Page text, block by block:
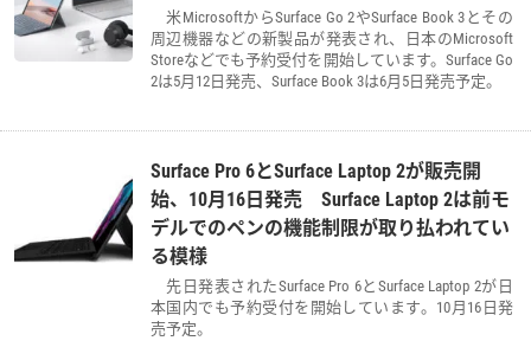
米MicrosoftからSurface Go 2やSurface Book 3とその
周辺機器などの新製品が発表され、日本のMicrosoft
Storeなどでも予約受付を開始しています。Surface Go
2は5月12日発売、Surface Book 3は6月5日発売予定。
Surface Pro 6とSurface Laptop 2が販売開
始、10月16日発売 Surface Laptop 2は前モ
デルでのペンの機能制限が取り払われてい
る模様
先日発表されたSurface Pro 6とSurface Laptop 2が日
本国内でも予約受付を開始しています。10月16日発
売予定。